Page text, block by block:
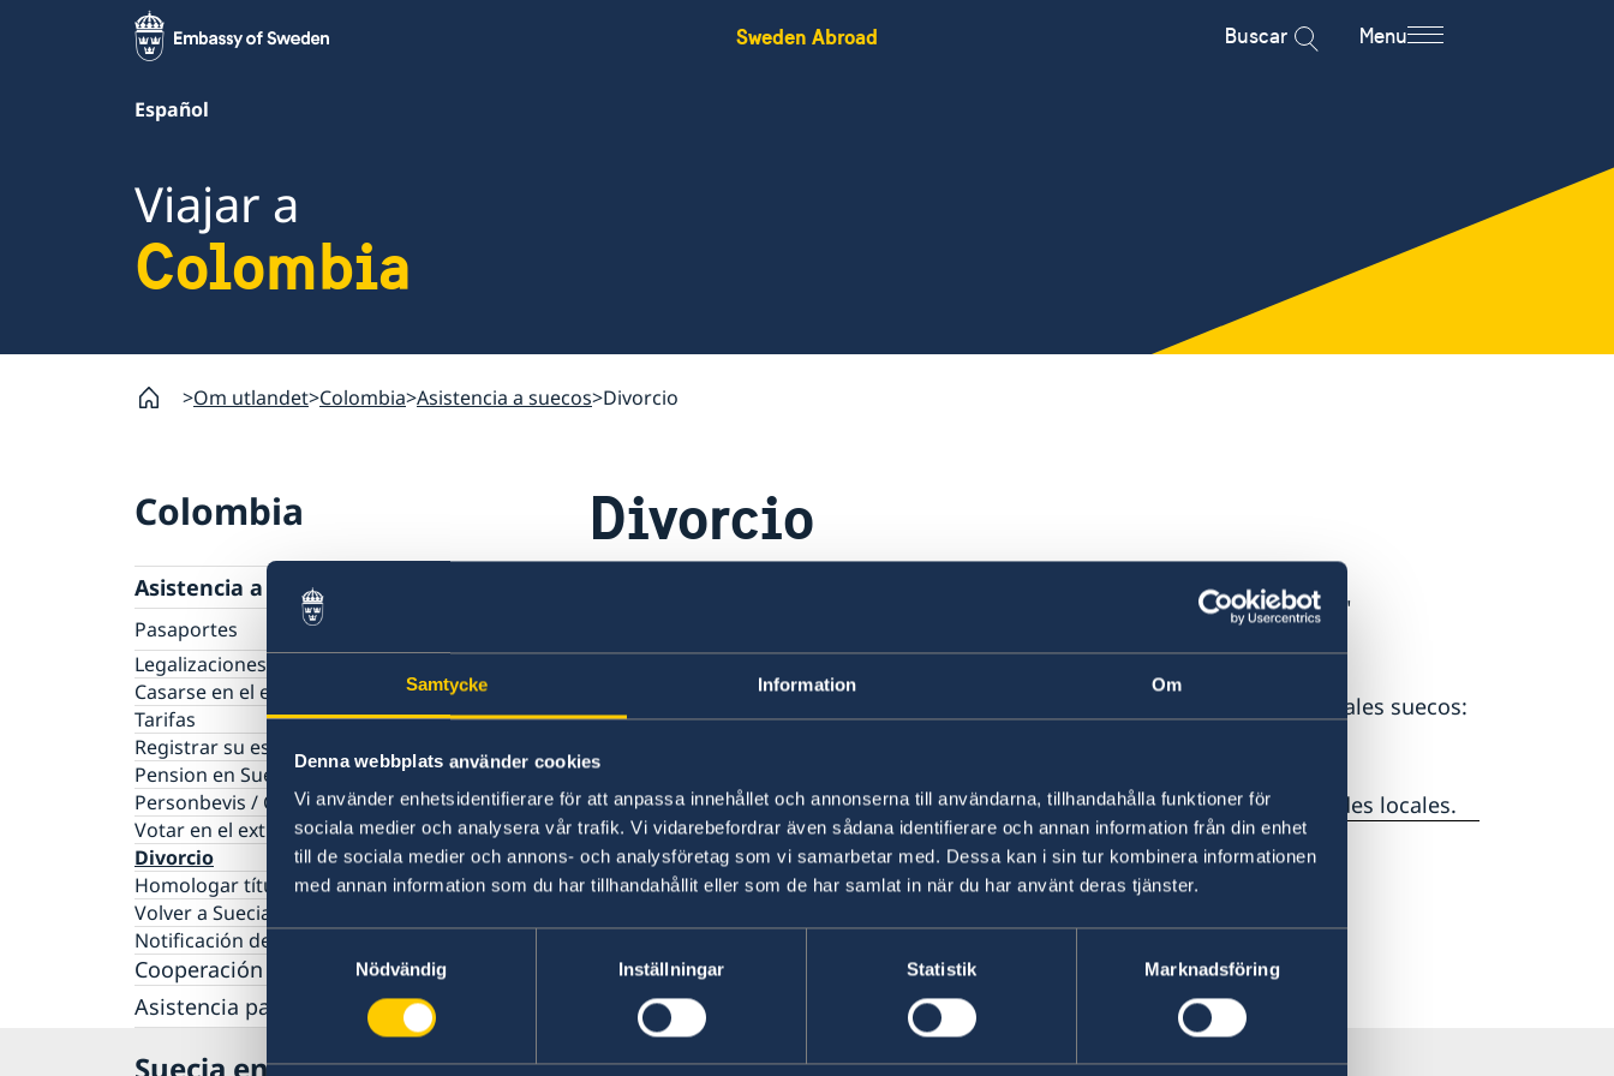
Samtycke Information Om
Denna webbplats använder cookies
Vi använder enhetsidentifierare för att anpassa innehållet och annonserna till användarna, tillhandahålla funktioner för
sociala medier och analysera vår trafik. Vi vidarebefordrar även sådana identifierare och annan information från din enhet
till de sociala medier och annons- och analysföretag som vi samarbetar med. Dessa kan i sin tur kombinera informationen
med annan information som du har tillhandahållit eller som de har samlat in när du har använt deras tjänster.
Samtyckesval
Nödvändig
Inställningar Statistik Marknadsföring
Sweden Abroad Buscar Menu
Español
Viajar a
Colombia
Om utlandet Colombia Asistencia a suecos Divorcio
Colombia
Asistencia a suecos
Pasaportes
Renovación de pasaporte sueco para mayores
de edad
Renovación de pasaporte sueco para menores
de edad
Solicitud del primer pasaporte para menores
de edad
Pasaporte provisional
Tarjeta de identidad sueca
Solicitud de número de coordinación sueco
Preguntas frecuentes sobre pasaportes
Legalizaciones
Casarse en el extranjero
Tarifas
Registrar su estancia en el extranjero
Pension en Suecia
Personbevis / Certificado de nacimiento
Votar en el extranjero
Divorcio
Homologar título en Suecia
Volver a Suecia
Notificación de ciudadanía sueca
Cooperación de desarollo
Asistencia para empresas suecas
Empresas suecas en Colombia y Ecuador
Divorcio
Para obtener un divorcio en Suecia tiene que seguir los siguientes pasos: "
Aquí se explica también los pasos que debe seguir por parte de los tribunales suecos:
Si quiere anular el matrimonio en Colombia, tiene que consultar autoridades locales.
Última actualización 27 jul 2022, 11.11